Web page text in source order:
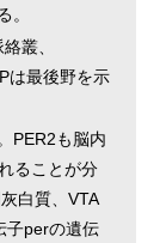
。
叢、
は最後野を示
PER2も脳内
ることが分
白質、VTA
子perの遺伝